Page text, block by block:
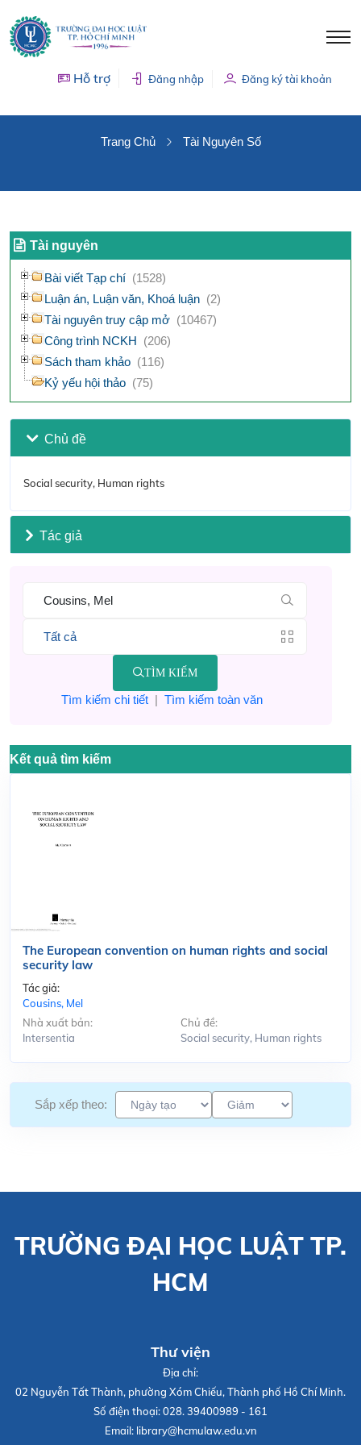
Hỗ trợ Đăng nhập Đăng ký tài khoản
Trang Chủ Tài Nguyên Số
Tài nguyên
Bài viết Tạp chí (1528)
Luận án, Luận văn, Khoá luận (2)
Tài nguyên truy cập mở (10467)
Công trình NCKH (206)
Sách tham khảo (116)
Kỷ yếu hội thảo (75)
Chủ đề
Social security, Human rights
Tác giả
TÌM KIẾM
Tìm kiếm chi tiết| Tìm kiếm toàn văn
Kết quả tìm kiếm
The European convention on human rights and social
security law
Tác giả:
Cousins, Mel
Nhà xuất bản:
Intersentia
Chủ đề:
Social security, Human rights
Sắp xếp theo:
TRƯỜNG ĐẠI HỌC LUẬT TP.
HCM
Thư viện
Địa chỉ:
02 Nguyễn Tất Thành, phường Xóm Chiếu, Thành phố Hồ Chí Minh.
Số điện thoại:028. 39400989 - 161
Email: library@hcmulaw.edu.vn